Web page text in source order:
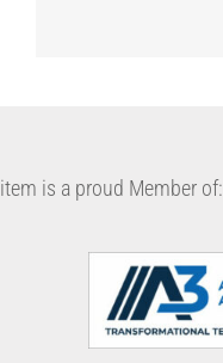
item is a proud Member of: